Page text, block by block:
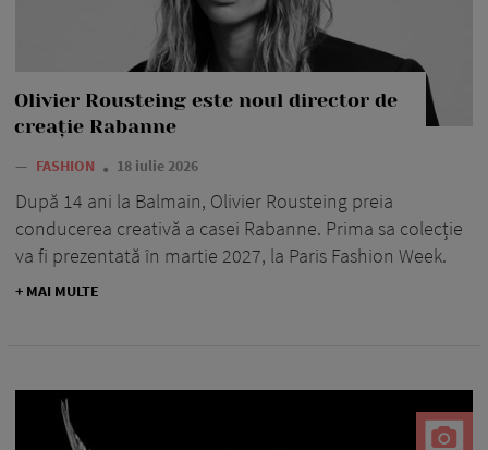
Olivier Rousteing este noul director de
creație Rabanne
— FASHION 18 iulie 2026
După 14 ani la Balmain, Olivier Rousteing preia
conducerea creativă a casei Rabanne. Prima sa colecție
va fi prezentată în martie 2027, la Paris Fashion Week.
+ MAI MULTE